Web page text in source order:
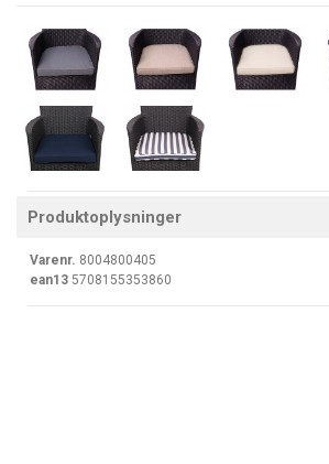
Produktoplysninger
Varenr. 8004800405
ean13 5708155353860